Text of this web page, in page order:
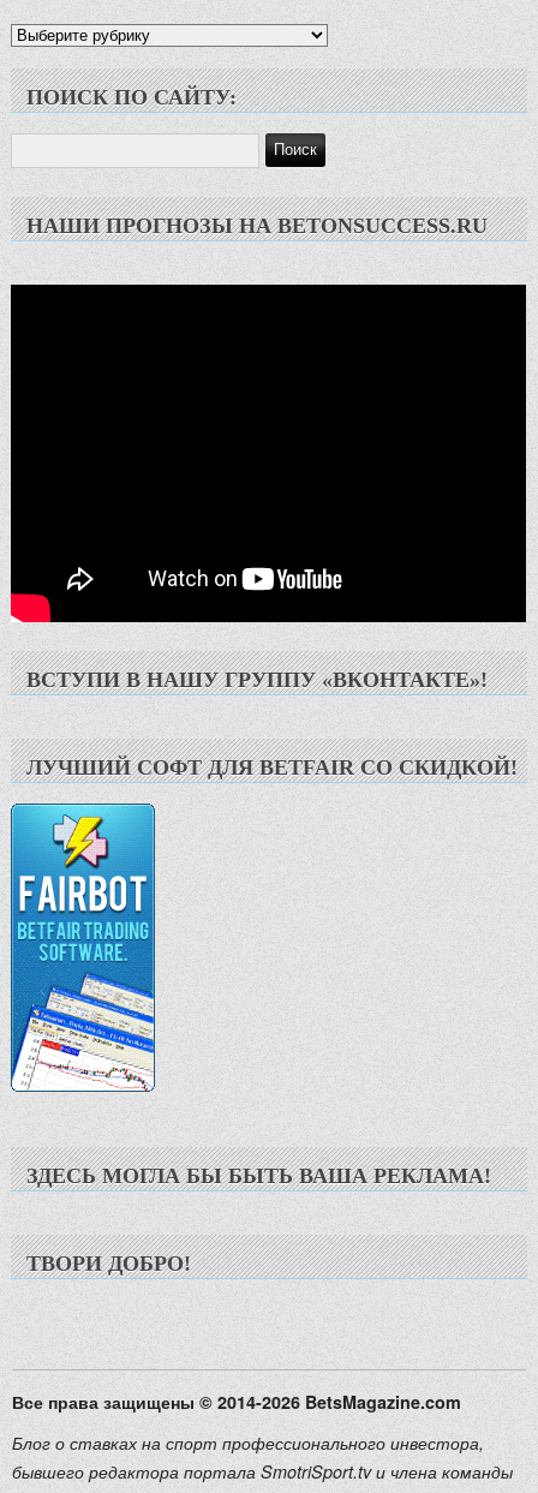
Все
сайта
ПОИСК ПО САЙТУ:
НАШИ ПРОГНОЗЫ НА BETONSUCCESS.RU
ВСТУПИ В НАШУ ГРУППУ «ВКОНТАКТЕ»!
ЛУЧШИЙ СОФТ ДЛЯ BETFAIR СО СКИДКОЙ!
ЗДЕСЬ МОГЛА БЫ БЫТЬ ВАША РЕКЛАМА!
ТВОРИ ДОБРО!
Все права защищены © 2014-2026 BetsMagazine.com
Блог о ставках на спорт профессионального инвестора,
бывшего редактора портала SmotriSport.tv и члена команды